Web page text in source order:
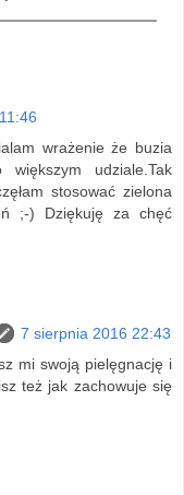
wrażenie że buzia
udziale.Tak
stosować zielona
;-) Dziękuję za chęć
7 sierpnia 2016 22:43
mi swoją pielęgnację i
też jak zachowuje się